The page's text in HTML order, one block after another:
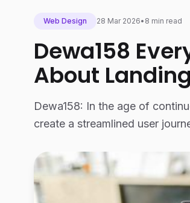
Web Design 28 Mar 2026• 8 min read
Dewa158
About
Dewa158: In the age of
create a streamlined user